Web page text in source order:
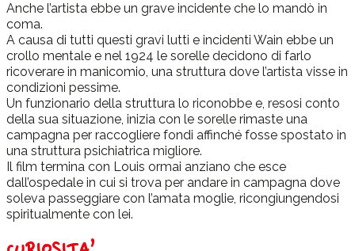
Anche l’artista ebbe un grave incidente che lo mandò in
coma.
A causa di tutti questi gravi lutti e incidenti Wain ebbe un
crollo mentale e nel 1924 le sorelle decidono di farlo
ricoverare in manicomio, una struttura dove l’artista visse in
condizioni pessime.
Un funzionario della struttura lo riconobbe e, resosi conto
della sua situazione, inizia con le sorelle rimaste una
campagna per raccogliere fondi affinché fosse spostato in
una struttura psichiatrica migliore.
Il film termina con Louis ormai anziano che esce
dall’ospedale in cui si trova per andare in campagna dove
soleva passeggiare con l’amata moglie, ricongiungendosi
spiritualmente con lei.